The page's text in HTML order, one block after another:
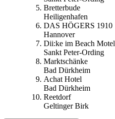
Bretterbude
Heiligenhafen
DAS HÖGERS 1910
Hannover
Dii:ke im Beach Motel
Sankt Peter-Ording
Marktschänke
Bad Dürkheim
Achat Hotel
Bad Dürkheim
Reetdorf
Geltinger Birk